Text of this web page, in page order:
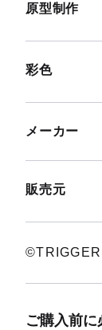
原型制作
彩色
メーカー
販売元
©TRIGGER
ご購入前